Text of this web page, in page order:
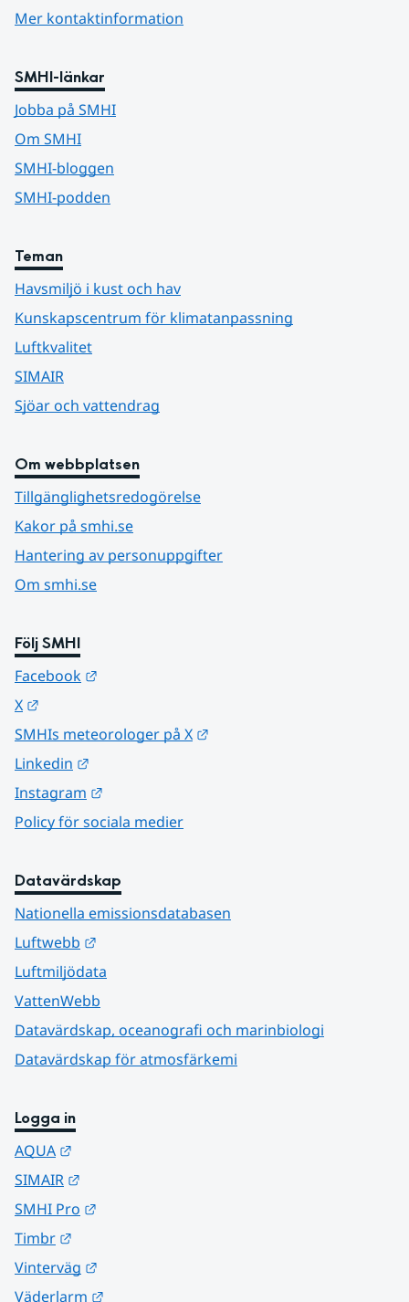
Mer kontaktinformation
SMHI-länkar
Jobba på SMHI
Om SMHI
SMHI-bloggen
SMHI-podden
Teman
Havsmiljö i kust och hav
Kunskapscentrum för klimatanpassning
Luftkvalitet
SIMAIR
Sjöar och vattendrag
Om webbplatsen
Tillgänglighetsredogörelse
Kakor på smhi.se
Hantering av personuppgifter
Om smhi.se
Följ SMHI
Facebook
X
SMHIs meteorologer på X
Linkedin
Instagram
Policy för sociala medier
Datavärdskap
Nationella emissionsdatabasen
Luftwebb
Luftmiljödata
VattenWebb
Datavärdskap, oceanografi och marinbiologi
Datavärdskap för atmosfärkemi
Logga in
AQUA
SIMAIR
SMHI Pro
Timbr
Vinterväg
Väderlarm